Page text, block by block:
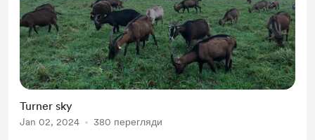
Turner sky
Jan 02, 2024 380 перегляди